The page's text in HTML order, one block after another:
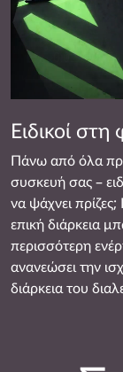
Ειδικοί
Πάνω από όλα
συσκευή σας –
να ψάχνει
επική διάρκεια
περισσότερη
ανανεώσει την
διάρκεια του